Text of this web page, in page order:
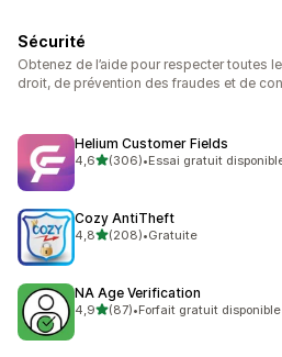
Sécurité
Obtenez de l’aide pour respecter toutes
droit, de prévention des fraudes et de
Helium Customer Fields
4,6étoile(s) sur 5
(306)
306 avis au total
•Essai gratuit
Cozy AntiTheft
4,8étoile(s) sur 5
(208)
208 avis au total
•Gratuite
NA Age Verification
4,9étoile(s) sur 5
(87)
87 avis au total
•Forfait gratuit disponible